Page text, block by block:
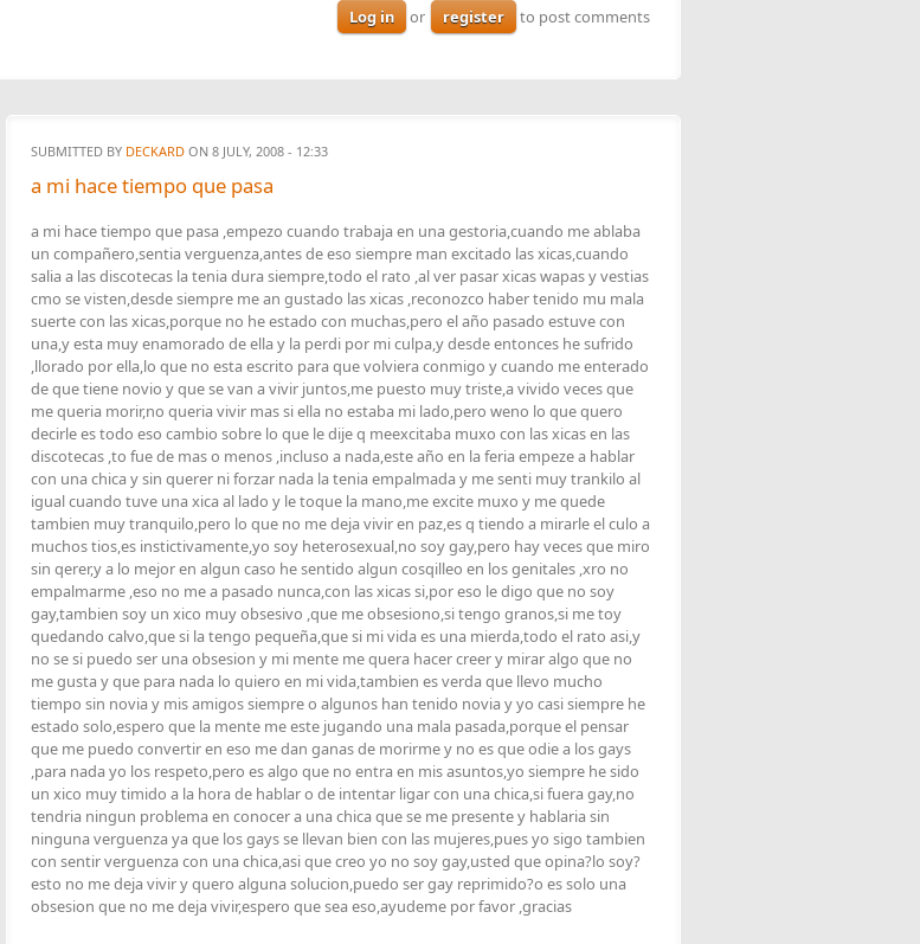
Log in or register to post comments
SUBMITTED BY DECKARD ON 8 JULY, 2008 - 12:33
a mi hace tiempo que pasa
a mi hace tiempo que pasa ,empezo cuando trabaja en una gestoria,cuando me ablaba
un compañero,sentia verguenza,antes de eso siempre man excitado las xicas,cuando
salia a las discotecas la tenia dura siempre,todo el rato ,al ver pasar xicas wapas y vestias
cmo se visten,desde siempre me an gustado las xicas ,reconozco haber tenido mu mala
suerte con las xicas,porque no he estado con muchas,pero el año pasado estuve con
una,y esta muy enamorado de ella y la perdi por mi culpa,y desde entonces he sufrido
,llorado por ella,lo que no esta escrito para que volviera conmigo y cuando me enterado
de que tiene novio y que se van a vivir juntos,me puesto muy triste,a vivido veces que
me queria morir,no queria vivir mas si ella no estaba mi lado,pero weno lo que quero
decirle es todo eso cambio sobre lo que le dije q meexcitaba muxo con las xicas en las
discotecas ,to fue de mas o menos ,incluso a nada,este año en la feria empeze a hablar
con una chica y sin querer ni forzar nada la tenia empalmada y me senti muy trankilo al
igual cuando tuve una xica al lado y le toque la mano,me excite muxo y me quede
tambien muy tranquilo,pero lo que no me deja vivir en paz,es q tiendo a mirarle el culo a
muchos tios,es instictivamente,yo soy heterosexual,no soy gay,pero hay veces que miro
sin qerer,y a lo mejor en algun caso he sentido algun cosqilleo en los genitales ,xro no
empalmarme ,eso no me a pasado nunca,con las xicas si,por eso le digo que no soy
gay,tambien soy un xico muy obsesivo ,que me obsesiono,si tengo granos,si me toy
quedando calvo,que si la tengo pequeña,que si mi vida es una mierda,todo el rato asi,y
no se si puedo ser una obsesion y mi mente me quera hacer creer y mirar algo que no
me gusta y que para nada lo quiero en mi vida,tambien es verda que llevo mucho
tiempo sin novia y mis amigos siempre o algunos han tenido novia y yo casi siempre he
estado solo,espero que la mente me este jugando una mala pasada,porque el pensar
que me puedo convertir en eso me dan ganas de morirme y no es que odie a los gays
,para nada yo los respeto,pero es algo que no entra en mis asuntos,yo siempre he sido
un xico muy timido a la hora de hablar o de intentar ligar con una chica,si fuera gay,no
tendria ningun problema en conocer a una chica que se me presente y hablaria sin
ninguna verguenza ya que los gays se llevan bien con las mujeres,pues yo sigo tambien
con sentir verguenza con una chica,asi que creo yo no soy gay,usted que opina?lo soy?
esto no me deja vivir y quero alguna solucion,puedo ser gay reprimido?o es solo una
obsesion que no me deja vivir,espero que sea eso,ayudeme por favor ,gracias